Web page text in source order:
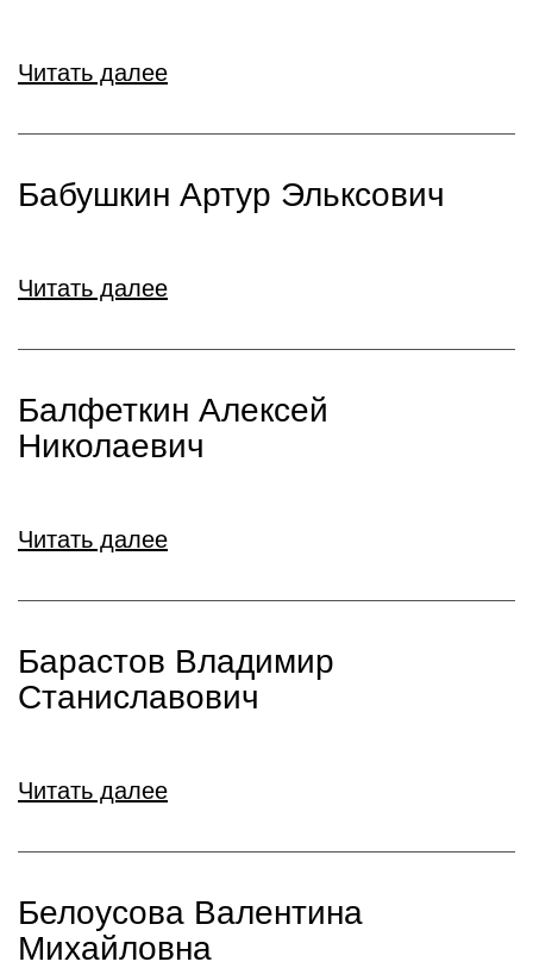
Читать далее
Бабушкин Артур Эльксович
Читать далее
Балфеткин Алексей
Николаевич
Читать далее
Барастов Владимир
Станиславович
Читать далее
Белоусова Валентина
Михайловна